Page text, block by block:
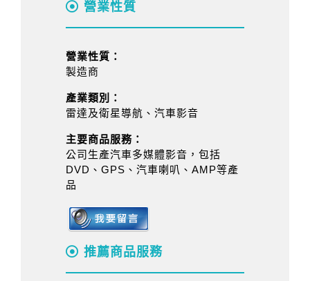
營業性質
營業性質：
製造商
產業類別：
雷達及衛星導航、汽車影音
主要商品服務：
公司生產汽車多媒體影音，包括
DVD、GPS、汽車喇叭、AMP等產
品
推薦商品服務